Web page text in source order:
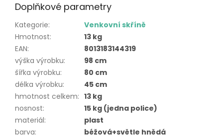
Doplňkové parametry
Kategorie:
Venkovní skříně
Hmotnost:
13 kg
EAN:
8013183144319
výška výrobku:
98 cm
šířka výrobku:
80 cm
délka výrobku:
45 cm
hmotnost celkem: 13 kg
nosnost:
15 kg (jedna police)
materiál:
plast
barva:
béžová+světle hnědá